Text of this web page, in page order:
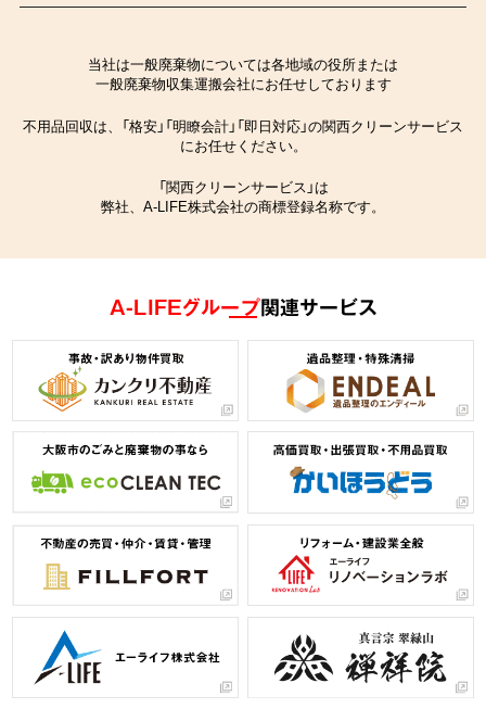
当社は一般廃棄物については各地域の役所または
一般廃棄物収集運搬会社にお任せしております
不用品回収は、「格安」「明瞭会計」「即日対応」の関西クリーンサービス
にお任せください。
「関西クリーンサービス」は
弊社、A-LIFE株式会社の商標登録名称です。
A-LIFEグループ関連サービス